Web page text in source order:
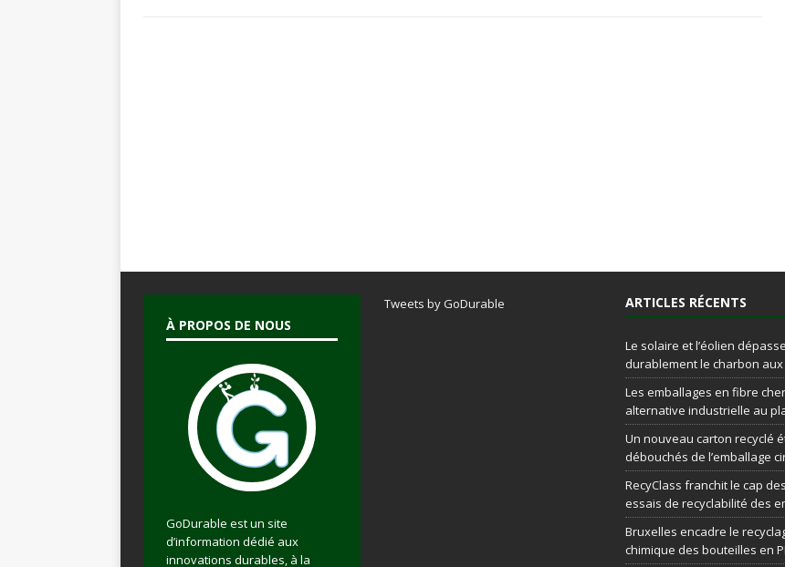
À PROPOS DE NOUS
GoDurable est un site
d’information dédié aux
innovations durables, à la
Tweets by GoDurable ARTICLES RÉCENTS
Le solaire et l’éolien
durablement le charbon aux
Les emballages en fibre
alternative industrielle au
Un nouveau carton recyclé
débouchés de l’emballage
RecyClass franchit le cap
essais de recyclabilité des
Bruxelles encadre le
chimique des bouteilles en